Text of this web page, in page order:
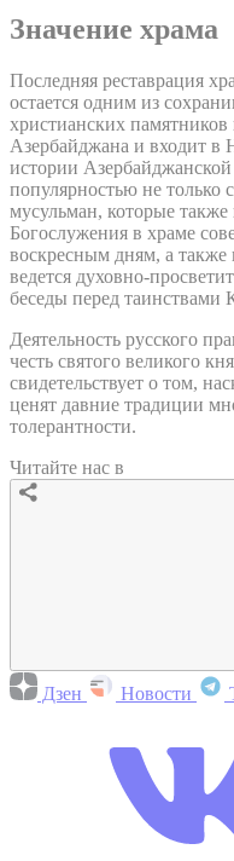
Значение храма
Последняя реставрация
остается одним из
христианских
Азербайджана и входит в
истории
популярностью не только
мусульман, которые
Богослужения в храме
воскресным дням, а
ведется духовно-
беседы перед
Деятельность русского
честь святого великого
свидетельствует о том,
ценят давние традиции
толерантности.
Читайте нас в
Дзен Новости